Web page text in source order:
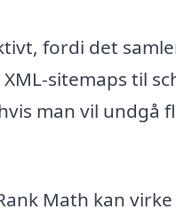
fordi det
sitemaps til
man vil undgå
Math kan